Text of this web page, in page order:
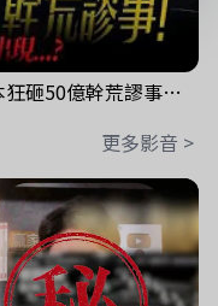
【出事啦】美國淪小偷！？聯手日本狂砸50億幹荒謬事！美元急殺黃金噴發，外資準備血洗台股！？｜ Mr.永年 李｜ 盤後講股 Mr.永年 李 2026 / 08 / 06
更多影音 >